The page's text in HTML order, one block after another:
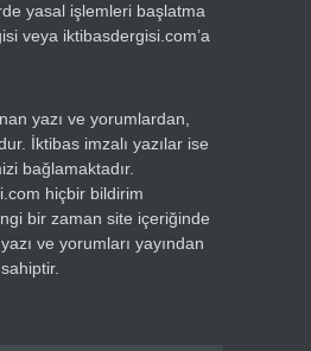
yasal işlemleri başlatma
veya iktibasdergisi.com’a
yazı ve yorumlardan,
İktibas imzalı yazılar ise
bağlamaktadır.
hiçbir bildirim
bir zaman site içeriğinde
ve yorumları yayından